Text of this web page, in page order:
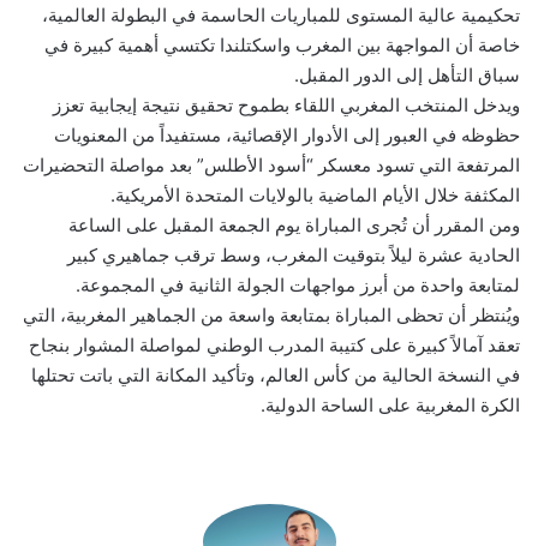
تحكيمية عالية المستوى للمباريات الحاسمة في البطولة العالمية،
خاصة أن المواجهة بين المغرب واسكتلندا تكتسي أهمية كبيرة في
سباق التأهل إلى الدور المقبل.
ويدخل المنتخب المغربي اللقاء بطموح تحقيق نتيجة إيجابية تعزز
حظوظه في العبور إلى الأدوار الإقصائية، مستفيداً من المعنويات
المرتفعة التي تسود معسكر “أسود الأطلس” بعد مواصلة التحضيرات
المكثفة خلال الأيام الماضية بالولايات المتحدة الأمريكية.
ومن المقرر أن تُجرى المباراة يوم الجمعة المقبل على الساعة
الحادية عشرة ليلاً بتوقيت المغرب، وسط ترقب جماهيري كبير
لمتابعة واحدة من أبرز مواجهات الجولة الثانية في المجموعة.
ويُنتظر أن تحظى المباراة بمتابعة واسعة من الجماهير المغربية، التي
تعقد آمالاً كبيرة على كتيبة المدرب الوطني لمواصلة المشوار بنجاح
في النسخة الحالية من كأس العالم، وتأكيد المكانة التي باتت تحتلها
الكرة المغربية على الساحة الدولية.